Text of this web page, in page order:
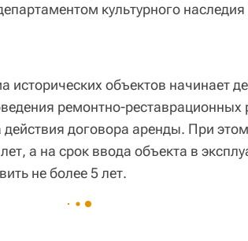
культурного
исторических объектов начинает
ремонтно-реставрационных
договора аренды. При
а на срок ввода объекта в
не более 5 лет.